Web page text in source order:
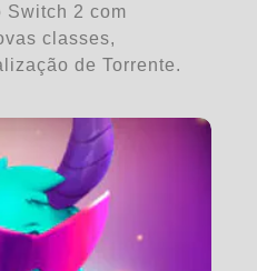
Switch 2 com
classes,
de Torrente.